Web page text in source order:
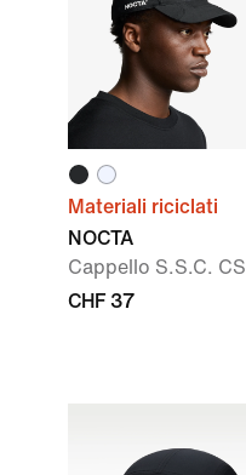
Materiali riciclati
NOCTA
Cappello S.S.C. CS
CHF 37